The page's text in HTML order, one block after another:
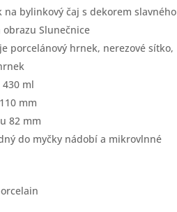
na bylinkový čaj s dekorem slavného
obrazu Slunečnice
porcelánový hrnek, nerezové sítko,
ml
mm
82 mm
do myčky nádobí a mikrovlnné